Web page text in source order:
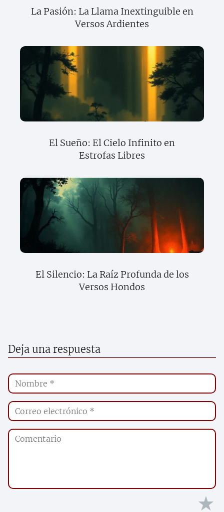
La Pasión: La Llama Inextinguible en
Versos Ardientes
El Sueño: El Cielo Infinito en
Estrofas Libres
El Silencio: La Raíz Profunda de los
Versos Hondos
Deja una respuesta
★